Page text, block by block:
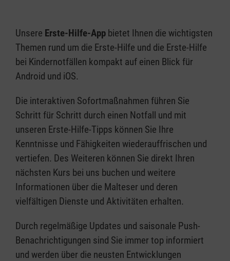
Unsere Erste-Hilfe-App bietet Ihnen die wichtigsten
Themen rund um die Erste-Hilfe und die Erste-Hilfe
bei Kindernotfällen kompakt auf einen Blick für
Android und iOS.
Die interaktiven Sofortmaßnahmen führen Sie
Schritt für Schritt durch einen Notfall und mit
unseren Erste-Hilfe-Tipps können Sie Ihre
Kenntnisse und Fähigkeiten wiederauffrischen und
vertiefen. Des Weiteren können Sie direkt Ihren
nächsten Kurs bei uns buchen und weitere
Informationen über die Malteser und deren
vielfältigen Dienste und Aktivitäten erhalten.
Durch regelmäßige Updates und saisonale Push-
Benachrichtigungen sind Sie immer top informiert
und werden über die neusten Entwicklungen